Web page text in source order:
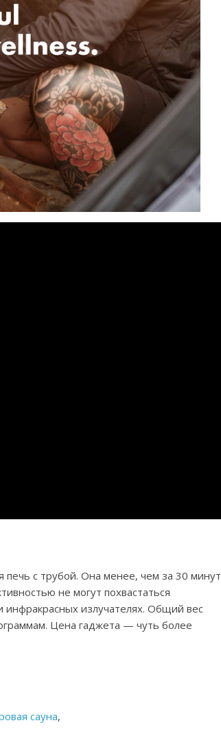
с трубой. Она менее, чем за 30 минут
не могут похвастаться
излучателях. Общий вес
Цена гаджета — чуть более
сауна,